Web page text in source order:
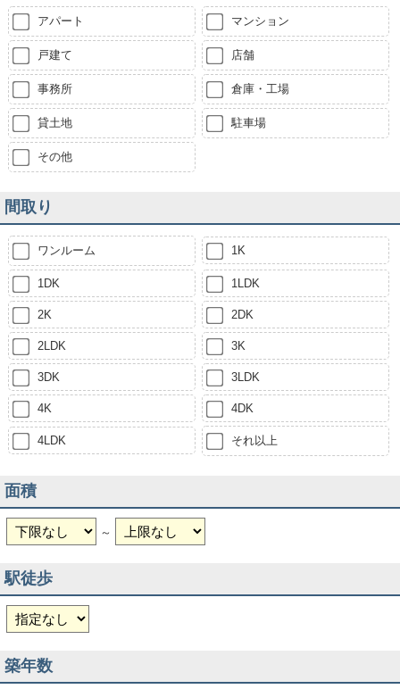
アパート マンション
戸建て 店舗
事務所 倉庫・工場
貸土地 駐車場
その他
間取り
ワンルーム 1K
1DK 1LDK
2K 2DK
2LDK 3K
3DK 3LDK
4K 4DK
4LDK それ以上
面積
～
駅徒歩
築年数